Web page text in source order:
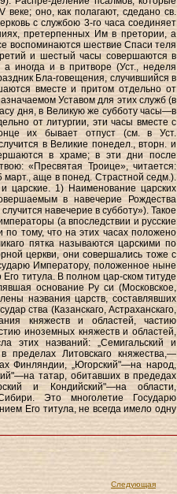
оно, как полагают, сдедано св.
с службою 3-го часа соединяет
претерпенных Им в претории, а
воспоминаются шествие Спаси теля
и шестый часы совершаются в
иногда и в притворе (Уст., неделя
Бла-говещения, случившийся в
вместе и притом отдельно от
Уставом для этих служб (в
дня, в Великую же субботу часы—в
от литургии, эти часы вместе с
их бывает отпуст (см. в Уст.
в Великие понедел., вторн. и
в храме; в эти дни после
«Пресвятая Троице», читается:
март., аще в понед. Страстной седм.).
царские. 1) Наименование царских
в навечерие Рождества
навечерие в субботу»). Такое
(а впоследствии и русские
по тому, что на этих часах положено
пятка называются царскими по
церкви, они совершались тоже с
Императору, положенное ныне
титула. В полном цар-ском титуде
основание Ру си (Московское,
наэвания царств, составлявших
ства (Казанскаго, Астраханскаго,
княжеств и областей, частию
иноземных княжеств и областей,
этих наэваний: „Семигальский и
пределах Литовскаго княжества,—
Финляндии, „Югорский"—на народ,
татар, обитавших в предедах
и Кондийский"—на области,
Это многолетие Государю
Его титула, не всегда имело одну
Следующая